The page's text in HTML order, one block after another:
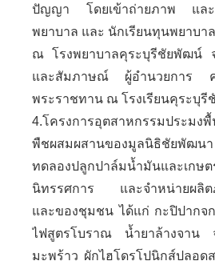
ปัญญา โดยเข้าถ่ายภาพ แล
พยาบาล และ นักเรียนทุนพยาบาล
ณ โรงพยาบาลคุระบุรีชัยพัฒน์
และสัมภาษณ์ ผู้อำนวยการ
พระราชทาน ณ โรงเรียนคุระบุ
4.โครงการอุตสาหกรรมประมง
พืชผสมผสานของมูลนิธิชัยพัฒนา
ทดลองปลูกปาล์มน้ำมันและเ
นิทรรศการ และจำหน่ายผลิต
และของชุมชน ได้แก่ กะปิปากจ
ไฟสูตรโบราณ น้ำยาล้างจาน
มะพร้าว ผักไฮโดรโปนิกส์ปลอด